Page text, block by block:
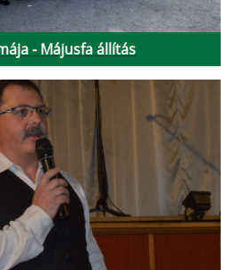
- Májusfa állítás